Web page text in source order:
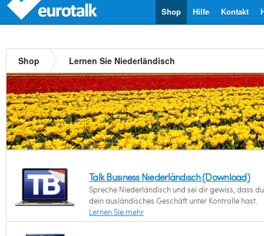
Kontakt
Hilfe
Shop
Shop Lernen Sie Niederländisch
Talk Business Niederländisch (Download)
Spreche Niederländisch und sei dir gewiss, dass du
dein ausländisches Geschäft unter Kontrolle hast.
Lernen Sie mehr